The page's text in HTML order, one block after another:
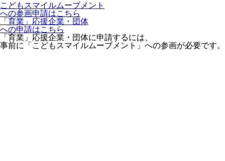
こどもスマイルムーブメント
への参画申請はこちら
「育業」応援企業・団体
への申請はこちら
「育業」応援企業・団体に申請するには、
事前に「こどもスマイルムーブメント」への参画が必要です。